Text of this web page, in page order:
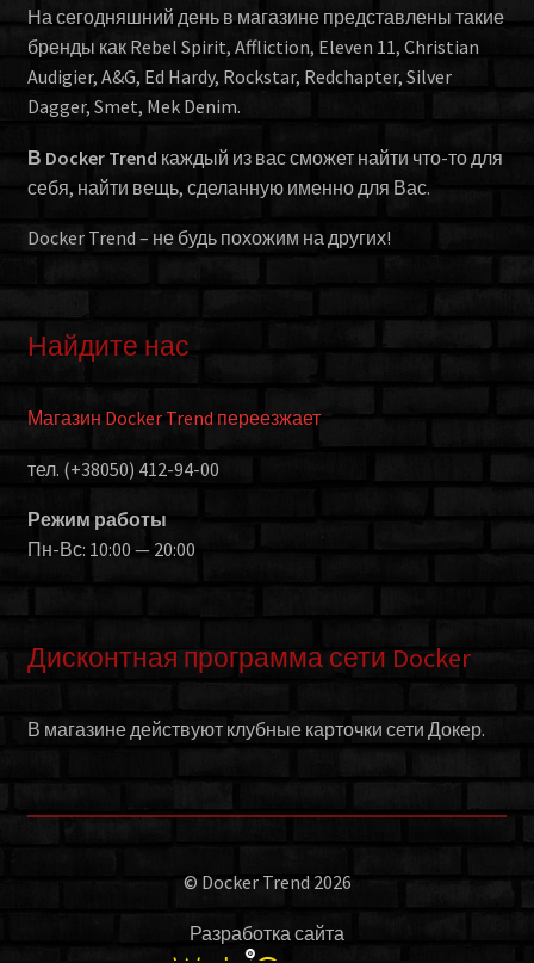
На сегодняшний день в магазине представлены такие
бренды как Rebel Spirit, Affliction, Eleven 11, Christian
Audigier, A&G, Ed Hardy, Rockstar, Redchapter, Silver
Dagger, Smet, Mek Denim.
В Docker Trend каждый из вас сможет найти что-то для
себя, найти вещь, сделанную именно для Вас.
Docker Trend – не будь похожим на других!
Найдите нас
Магазин Docker Trend переезжает
тел. (+38050) 412-94-00
Режим работы
Пн-Вс: 10:00 — 20:00
Дисконтная программа сети Docker
В магазине действуют клубные карточки сети Докер.
© Docker Trend 2026
Разработка сайта